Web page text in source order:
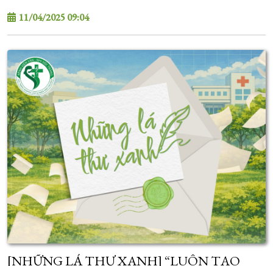
11/04/2025 09:04
[NHỮNG LÁ THƯ XANH] “LUÔN TẠO